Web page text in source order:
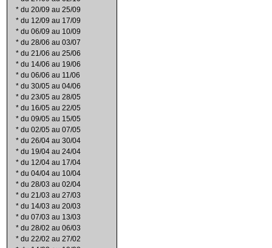
* du 20/09 au 25/09
* du 12/09 au 17/09
* du 06/09 au 10/09
* du 28/06 au 03/07
* du 21/06 au 25/06
* du 14/06 au 19/06
* du 06/06 au 11/06
* du 30/05 au 04/06
* du 23/05 au 28/05
* du 16/05 au 22/05
* du 09/05 au 15/05
* du 02/05 au 07/05
* du 26/04 au 30/04
* du 19/04 au 24/04
* du 12/04 au 17/04
* du 04/04 au 10/04
* du 28/03 au 02/04
* du 21/03 au 27/03
* du 14/03 au 20/03
* du 07/03 au 13/03
* du 28/02 au 06/03
* du 22/02 au 27/02